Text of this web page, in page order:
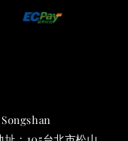
加入購物車